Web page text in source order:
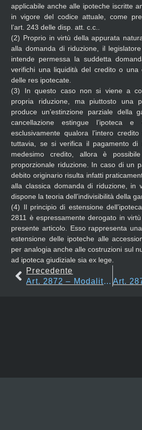
applicabile anche alle ipoteche iscritte
in vigore del codice attuale, come
l’art. 243 delle disp. att. c.c..
(2) Proprio in virtù della appurata
alla domanda di riduzione, il
intende permessa la suddetta
verifichi una liquidità del credito o una
delle res ipotecate.
(3)
In questo caso non si viene a
propria riduzione, ma piuttosto una
produce un’estinzione parziale della
cancellazione estingue l’ipoteca
esclusivamente qualora l’intero
tuttavia, se si verifica il pagamento di
medesimo credito, allora è
proporzionale riduzione. In caso di un
debito originario risulta infatti
alla classica domanda di riduzione, in
dispone la teoria dell’indivisibilità della
(4) Il principio di estensione
2811 è espressamente derogato in
presente articolo. Esso rappresenta
estensione delle ipoteche alle
per analogia anche alle costruzioni sul
ad ipoteca giudiziale sia ex lege.
Precedente
Art. 2872 – Modalità Della Riduzione